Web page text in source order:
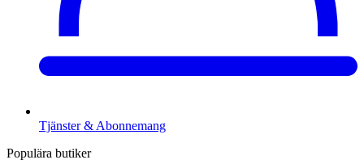
Tjänster & Abonnemang
Populära butiker